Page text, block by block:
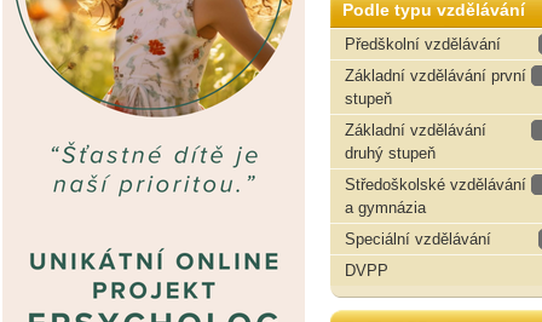
Podle typu vzdělávání
Předškolní vzdělávání
Základní vzdělávání první
stupeň
Základní vzdělávání
druhý stupeň
Středoškolské vzdělávání
a gymnázia
Speciální vzdělávání
DVPP